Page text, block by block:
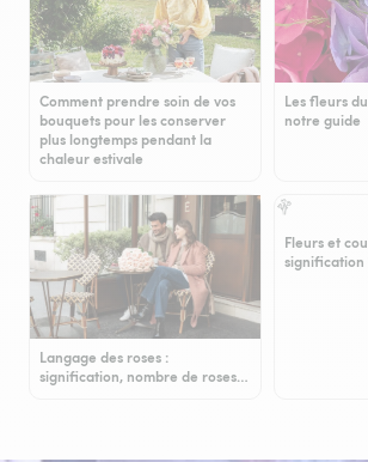
Comment prendre soin de vos
bouquets pour les conserver
plus longtemps pendant la
chaleur estivale
Les fleurs
notre guide
Langage des roses :
signification, nombre de roses…
Fleurs et
signification